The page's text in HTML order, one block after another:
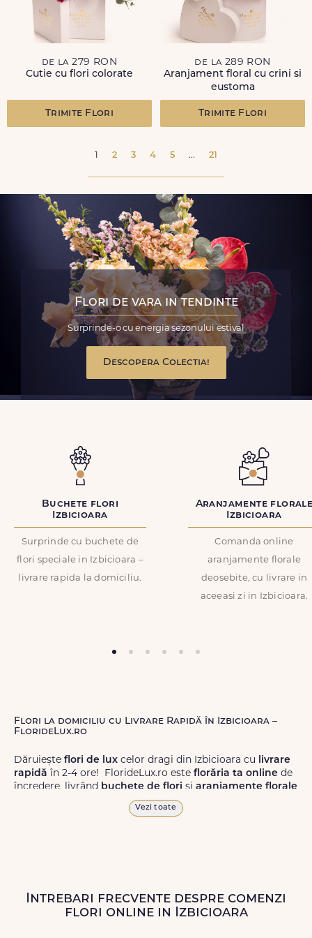
de la 279 RON
Cutie cu flori colorate
Trimite Flori
de la 289 RON
Aranjament floral cu crini si
eustoma
Trimite Flori
1 2 3 4 5 ... 21
Flori de vara in tendinte
Surprinde-o cu energia sezonului estival
Descopera Colectia!
Buchete flori
Izbicioara
Surprinde cu buchete de
flori speciale in Izbicioara –
livrare rapida la domiciliu.
Aranjamente
Izbicioara
Comanda online
aranjamente florale
deosebite, cu livrare in
aceeasi zi in Izbicioara.
Flori la domiciliu cu Livrare Rapidă în Izbicioara –
FlorideLux.ro
Dăruiește flori de lux celor dragi din Izbicioara cu livrare
rapidă în 2-4 ore! FlorideLux.ro este florăria ta online de
încredere, livrând buchete de flori și aranjamente florale
de calitate superioară în Izbicioara și în toată România.
Livrăm buchete de florichiar și în weekend, pentru ca tu
să poți adresa un gest frumos atunci când ai nevoie.
Vezi toate
Intrebari frecvente despre comenzi
flori online in Izbicioara